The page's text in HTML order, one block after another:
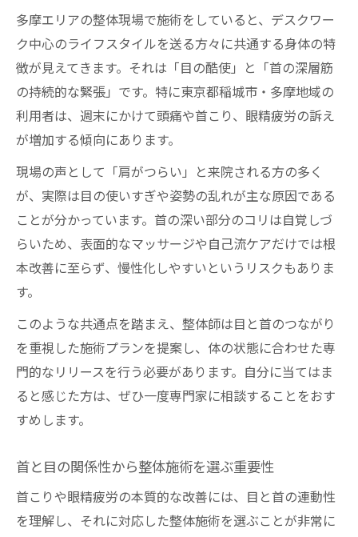
多摩エリアの整体現場で施術をしていると、デスクワー
ク中心のライフスタイルを送る方々に共通する身体の特
徴が見えてきます。それは「目の酷使」と「首の深層筋
の持続的な緊張」です。特に東京都稲城市・多摩地域の
利用者は、週末にかけて頭痛や首こり、眼精疲労の訴え
が増加する傾向にあります。
現場の声として「肩がつらい」と来院される方の多く
が、実際は目の使いすぎや姿勢の乱れが主な原因である
ことが分かっています。首の深い部分のコリは自覚しづ
らいため、表面的なマッサージや自己流ケアだけでは根
本改善に至らず、慢性化しやすいというリスクもありま
す。
このような共通点を踏まえ、整体師は目と首のつながり
を重視した施術プランを提案し、体の状態に合わせた専
門的なリリースを行う必要があります。自分に当てはま
ると感じた方は、ぜひ一度専門家に相談することをおす
すめします。
首と目の関係性から整体施術を選ぶ重要性
首こりや眼精疲労の本質的な改善には、目と首の連動性
を理解し、それに対応した整体施術を選ぶことが非常に